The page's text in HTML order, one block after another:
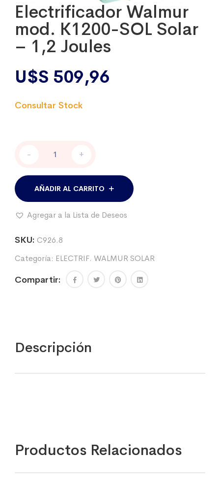
Electrificador Walmur
mod. K1200-SOL Solar
– 1,2 Joules
U$S 509,96
Walmur
K1200-
SOL
Solar
1,2
cantidad
- +
AÑADIR AL CARRITO
Agregar a la Lista de Deseos
SKU: C926.8
Categoría: ELECTRIF. WALMUR SOLAR
Compartir:
Descripción
Productos Relacionados